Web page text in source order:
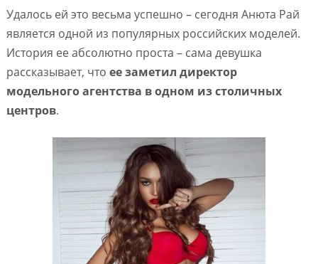
Удалось ей это весьма успешно – сегодня Анюта Рай
является одной из популярных российских моделей.
История ее абсолютно проста – сама девушка
рассказывает, что ее заметил директор
модельного агентства в одном из столичных
центров.